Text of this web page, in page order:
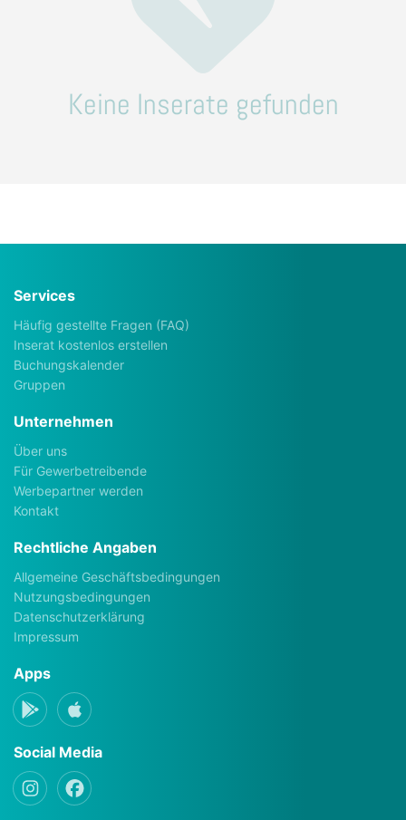
Keine Inserate gefunden
Services
Häufig gestellte Fragen (FAQ)
Inserat kostenlos erstellen
Buchungskalender
Gruppen
Unternehmen
Über uns
Für Gewerbetreibende
Werbepartner werden
Kontakt
Rechtliche Angaben
Allgemeine Geschäftsbedingungen
Nutzungsbedingungen
Datenschutzerklärung
Impressum
Apps
Social Media